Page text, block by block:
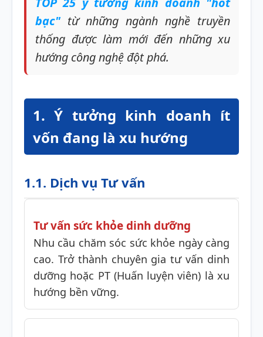
bạc" từ những ngành nghề truyền
thống được làm mới đến những xu
hướng công nghệ đột phá.
1. Ý tưởng kinh doanh ít
vốn đang là xu hướng
1.1. Dịch vụ Tư vấn
Tư vấn sức khỏe dinh dưỡng
Nhu cầu chăm sóc sức khỏe ngày càng
cao. Trở thành chuyên gia tư vấn dinh
dưỡng hoặc PT (Huấn luyện viên) là xu
hướng bền vững.